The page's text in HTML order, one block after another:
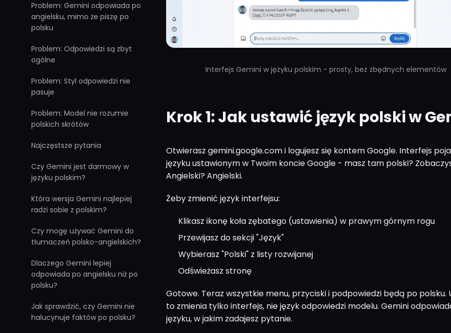
Problem: Gemini odpowiada po
angielsku, mimo że piszę po
polsku
Problem: Odpowiedzi są zbyt
ogólne
Problem: Styl odpowiedzi nie
pasuje
Problem: Model nie rozumie
polskich skrótów
Najczęstsze pytania
Czy Gemini jest darmowy w
języku polskim?
Która wersja Gemini najlepiej
radzi sobie z polskim?
Czy mogę używać Gemini do
tłumaczeń polsko-angielskich?
Dlaczego Gemini lepiej
odpowiada po angielsku niż po
polsku?
Jak sprawdzić, czy Gemini nie
halucynuje faktów po polsku?
Interfejs Gemini w języku polskim - prosty, bez zbędnych elementów
Krok 1: Jak ustawić język polski w
Otwierasz gemini.google.com i logujesz się kontem Google. Interfejs
języku ustawionym w Twoim koncie Google - masz tam polski?
Angielski? Angielski.
Żeby zmienić język interfejsu:
Klikasz ikonę koła zębatego (ustawienia) w prawym górnym rogu
Przewijasz do sekcji "Język"
Wybierasz "Polski" z listy rozwijanej
Odświeżasz stronę
Gotowe. Teraz wszystkie menu, przyciski i podpowiedzi będą po polsku.
to zmienia tylko interfejs, nie język odpowiedzi modelu. Gemini
języku, w jakim zadajesz pytanie.